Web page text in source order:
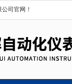
司官网！